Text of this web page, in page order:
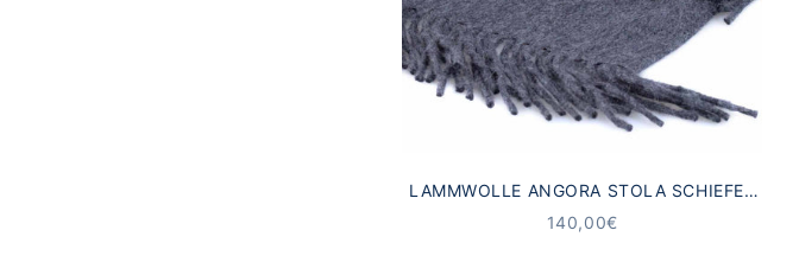
LAMMWOLLE ANGORA STOLA SCHIEFER
GRAU
ANGEBOT
140,00€